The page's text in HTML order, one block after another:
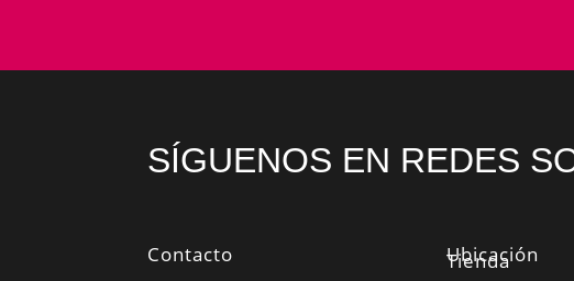
SÍGUENOS EN REDES
Contacto Ubicación
Tienda